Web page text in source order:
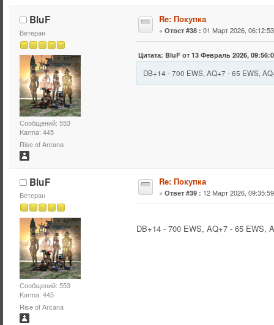
BluF
Ветеран
Сообщений: 553
Karma: 445
Rise of Arcana
Re: Покупка
« Ответ #38 : 01 Март 2026,
Цитата: BluF от 13 Февраль 2026,
DB+14 - 700 EWS, AQ+7 - 65 EWS,
BluF
Ветеран
Сообщений: 553
Karma: 445
Rise of Arcana
Re: Покупка
« Ответ #39 : 12 Март 2026,
DB+14 - 700 EWS, AQ+7 - 65